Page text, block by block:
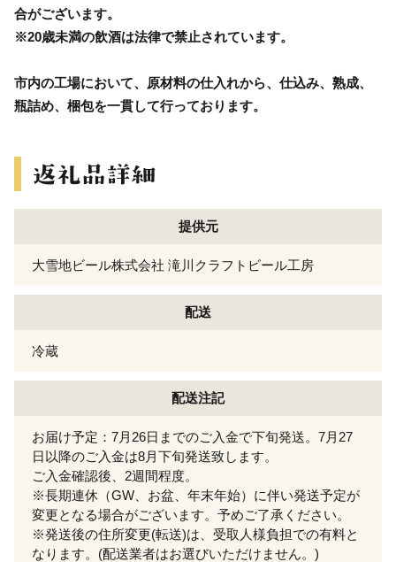
合がございます。
※20歳未満の飲酒は法律で禁止されています。
市内の工場において、原材料の仕入れから、仕込み、熟成、
瓶詰め、梱包を一貫して行っております。
提供元
大雪地ビール株式会社 滝川クラフトビール工房
配送
冷蔵
配送注記
お届け予定：7月26日までのご入金で下旬発送。7月27
日以降のご入金は8月下旬発送致します。
ご入金確認後、2週間程度。
※長期連休（GW、お盆、年末年始）に伴い発送予定が
変更となる場合がございます。予めご了承ください。
※発送後の住所変更(転送)は、受取人様負担での有料と
なります。(配送業者はお選びいただけません。)